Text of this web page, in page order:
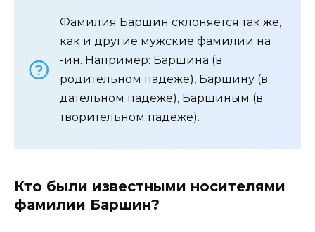
Фамилия Баршин склоняется так же,
как и другие мужские фамилии на
-ин. Например: Баршина (в
родительном падеже), Баршину (в
дательном падеже), Баршиным (в
творительном падеже).
Кто были известными носителями
фамилии Баршин?